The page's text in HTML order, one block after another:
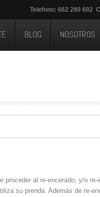
Telefono: 662 280 602
BLOG NOSOTROS
proceder al re-encerado, y/o
su prenda. Además de re-